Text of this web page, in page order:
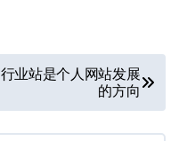
行业站是个人网站发展
的方向